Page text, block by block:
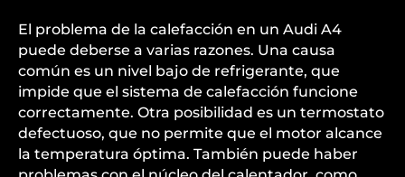
El problema de la calefacción en un Audi A4
puede deberse a varias razones. Una causa
común es un nivel bajo de refrigerante, que
impide que el sistema de calefacción funcione
correctamente. Otra posibilidad es un termostato
defectuoso, que no permite que el motor alcance
la temperatura óptima. También puede haber